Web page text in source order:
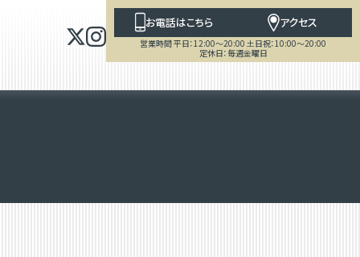
お電話はこちら アクセス
営業時間 平日：12:00～20:00 土日祝：10:00～20:00
定休日：毎週金曜日